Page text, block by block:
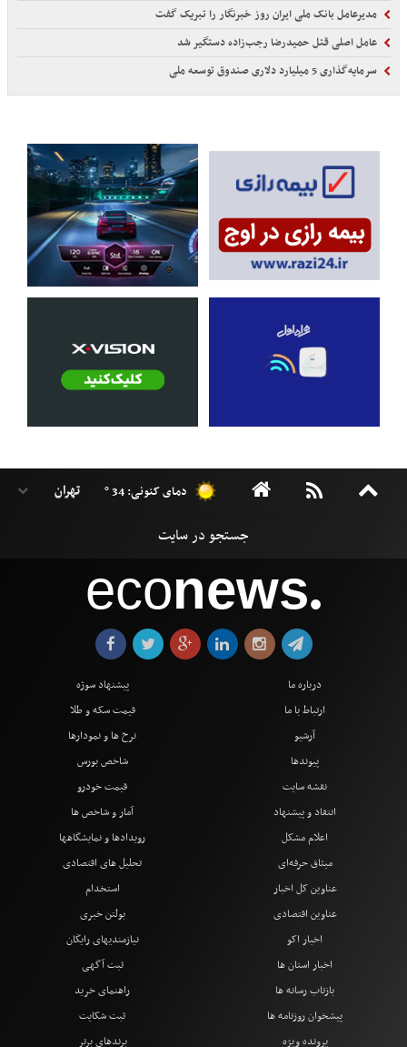
مدیرعامل بانک ملی ایران روز خبرنگار را تبریک گفت
عامل اصلی قتل حمیدرضا رجب‌زاده دستگیر شد
سرمایه‌گذاری 5 میلیارد دلاری صندوق توسعه ملی
دمای کنونی: 34 °
econews●
درباره ما
ارتباط با ما
آرشیو
پیوندها
نقشه سایت
انتقاد و پیشنهاد
اعلام مشکل
میثاق حرفه‌ای
پیشنهاد سوژه
قیمت سکه و طلا
نرخ ها و نمودارها
شاخص بورس
قیمت خودرو
آمار و شاخص ها
رویدادها و نمایشگاهها
تحلیل های اقتصادی
عناوین کل اخبار
عناوین اقتصادی
اخبار اکو
اخبار استان ها
بازتاب رسانه ها
پیشخوان روزنامه ها
پرونده ویژه
استخدام
بولتن خبری
نیازمندیهای رایگان
ثبت آگهی
راهنمای خرید
ثبت شکایت
برندهای برتر